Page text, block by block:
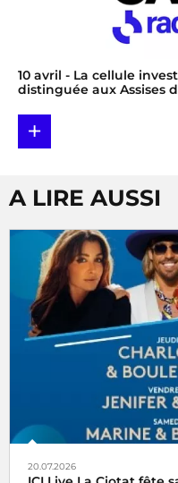
10 avril - La cellule
distinguée aux Assises
+
A LIRE AUSSI
20.07.2026